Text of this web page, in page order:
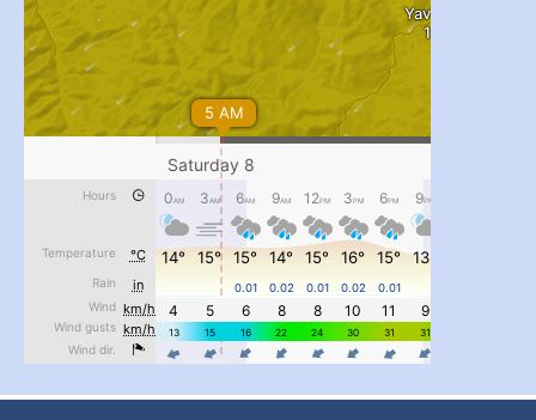
#PipIvanToday...
pimrec_project